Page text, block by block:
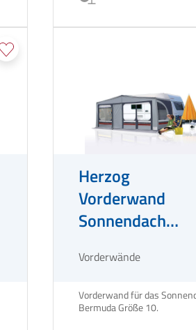
Herzog
Vorderwand
Sonnendach
Vorderwände
Vorderwand für das